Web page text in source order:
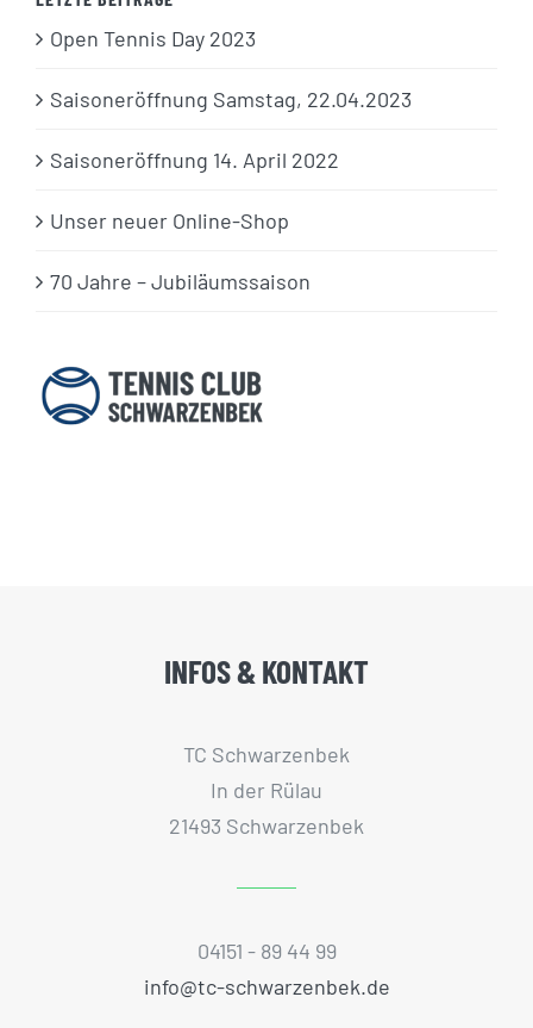
Open Tennis Day 2023
Saisoneröffnung Samstag, 22.04.2023
Saisoneröffnung 14. April 2022
Unser neuer Online-Shop
70 Jahre – Jubiläumssaison
INFOS & KONTAKT
TC Schwarzenbek
In der Rülau
21493 Schwarzenbek
04151 - 89 44 99
info@tc-schwarzenbek.de